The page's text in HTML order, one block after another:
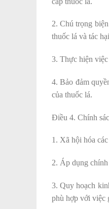
2. Chú trọng
thuốc lá và tác
3. Thực hiện
4. Bảo đảm
của thuốc lá.
Điều 4. Chính
1. Xã hội hóa
2. Áp dụng
3. Quy hoạch
phù hợp với việc